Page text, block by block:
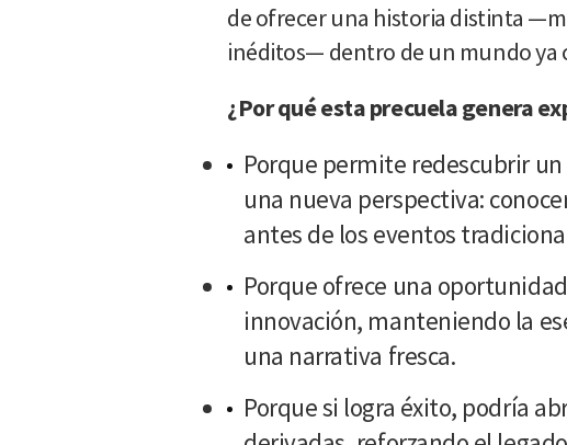
de ofrecer una historia distinta
inéditos— dentro de un mundo ya
¿Por qué esta precuela genera
Porque permite redescubrir
una nueva perspectiva:
antes de los eventos
Porque ofrece una
innovación, manteniendo la
una narrativa fresca.
Porque si logra éxito, podría